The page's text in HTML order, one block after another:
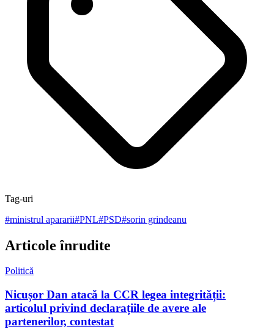
Tag-uri
#ministrul apararii#PNL#PSD#sorin grindeanu
Articole înrudite
Politică
Nicușor Dan atacă la CCR legea integrității:
articolul privind declarațiile de avere ale
partenerilor, contestat